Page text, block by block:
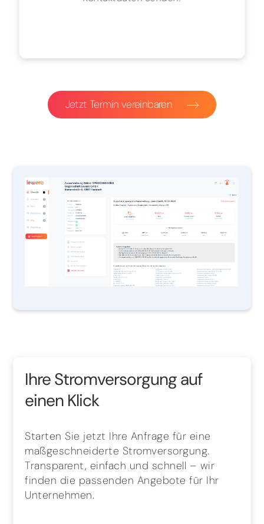
Jetzt Termin vereinbaren
Ihre Stromversorgung auf
einen Klick
Starten Sie jetzt Ihre Anfrage für eine
maßgeschneiderte Stromversorgung.
Transparent, einfach und schnell – wir
finden die passenden Angebote für Ihr
Unternehmen.